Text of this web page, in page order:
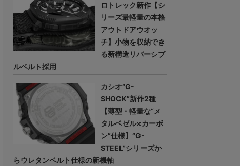
ロトレック新作【シ
リーズ最軽量の本格
アウトドアウオッ
チ】小物を収納でき
る新構造リバーシブ
ルベルト採用
カシオ“G-
SHOCK”新作2種
【薄型・軽量な“メ
タルベゼル×カーボ
ン”仕様】“G-
STEEL”シリーズか
らウレタンベルト仕様の新機軸